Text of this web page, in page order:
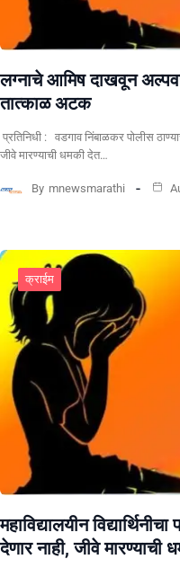
लग्नाचे आमिष दाखवून
तात्काळ अटक
प्रतिनिधी : वडगाव निंबाळकर पोलीस
जीवे मारण्याची धमकी देत…
By mnewsmarathi
क्राईम
महाविद्यालयीन
देणार नाही, जीवे मारण्याची